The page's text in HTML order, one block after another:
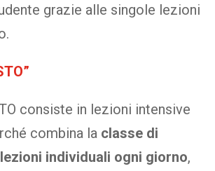
grazie alle singole lezioni
consiste in lezioni intensive
combina la classe di
individuali ogni giorno,